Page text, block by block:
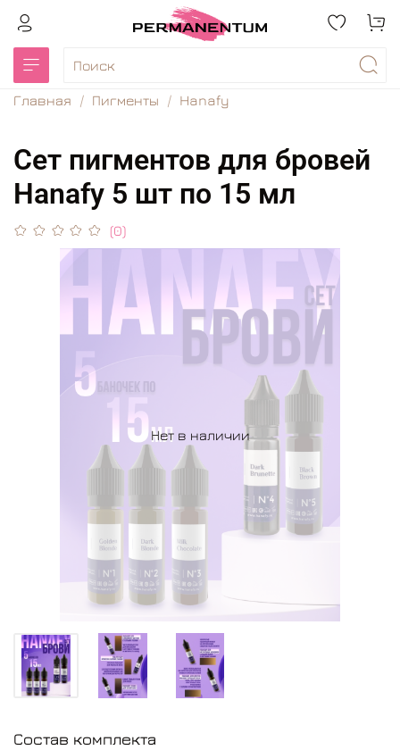
Главная Пигменты Hanafy
Сет пигментов для бровей
Hanafy 5 шт по 15 мл
(0)
Нет в наличии
Состав комплекта